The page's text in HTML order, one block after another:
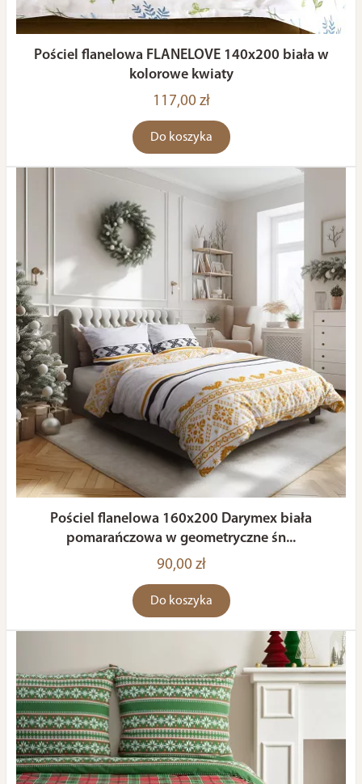
Pościel flanelowa FLANELOVE 140x200 biała w
kolorowe kwiaty
117,00 zł
Do koszyka
Pościel flanelowa 160x200 Darymex biała
pomarańczowa w geometryczne śn...
90,00 zł
Do koszyka